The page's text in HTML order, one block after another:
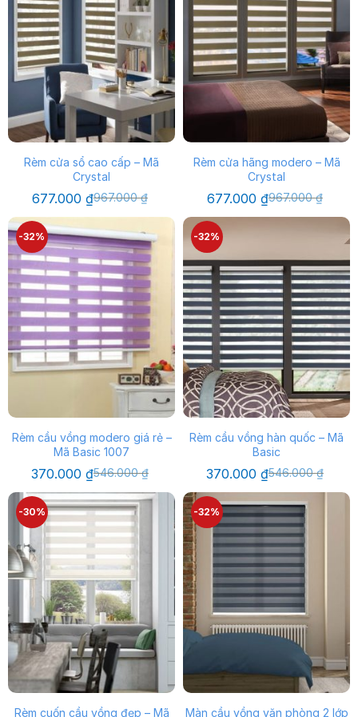
Rèm cửa sổ cao cấp – Mã
Crystal
967.000₫
Giá
gốc
967.000 ₫.
677.000 ₫Giá
hiện
là:
677.000 ₫.
Rèm cửa hãng modero – Mã
Crystal
967.000₫
Giá
gốc
677.000 ₫Giá
hiện
-32%
Rèm cầu vồng modero giá rẻ –
Mã Basic 1007
546.000₫
Giá
gốc
là:
546.000 ₫.
370.000 ₫Giá
hiện
tại
là:
370.000 ₫.
-32%
Rèm cầu vồng hàn quốc – Mã
Basic
546.000₫
Giá
gốc
là:
546.000 ₫.
370.000 ₫Giá
hiện
tại
là:
370.000 ₫.
-30%
Rèm cuốn cầu vồng đẹp – Mã
-32%
Màn cầu vồng văn phòng 2 lớp